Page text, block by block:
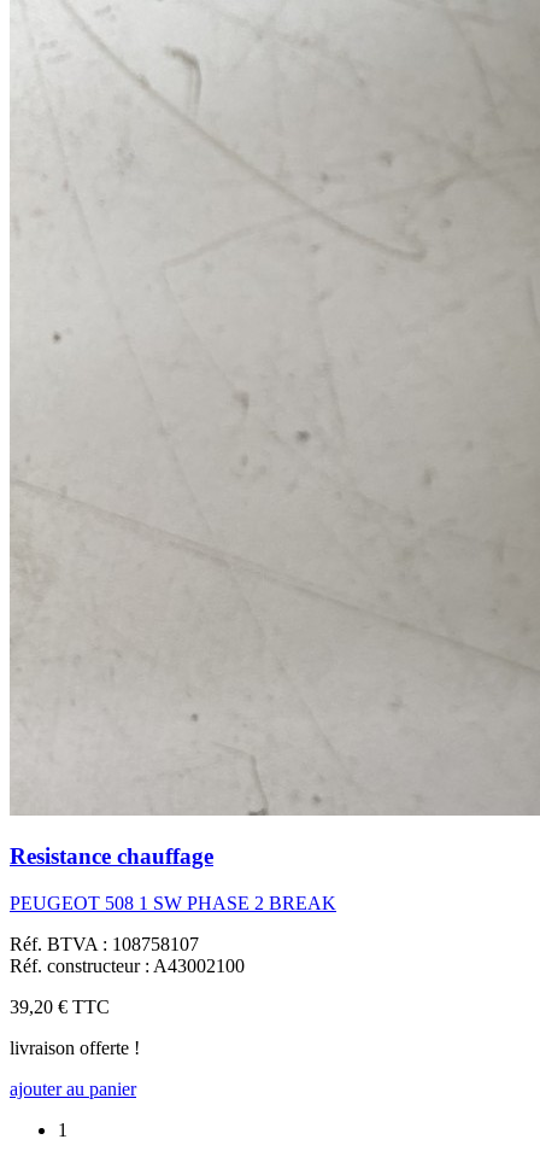
Resistance chauffage
PEUGEOT 508 1 SW PHASE 2 BREAK
Réf. BTVA : 108758107
Réf. constructeur : A43002100
39,20 € TTC
livraison offerte !
ajouter au panier
1